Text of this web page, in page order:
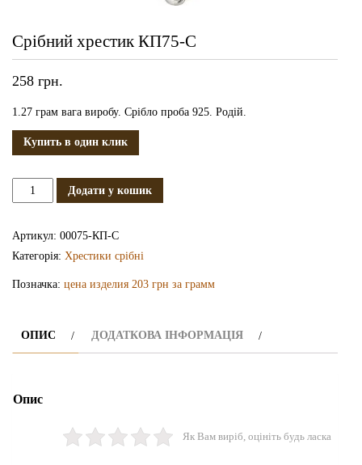
Срібний хрестик КП75-С
258 грн.
1.27 грам вага виробу. Срібло проба 925. Родій.
Купить в один клик
Срібний
Додати у кошик
Артикул: 00075-КП-С
Категорія: Хрестики срібні
Позначка: цена изделия 203 грн за грамм
ОПИС ДОДАТКОВА ІНФОРМАЦІЯ
Опис
Як Вам виріб, оцініть будь ласка